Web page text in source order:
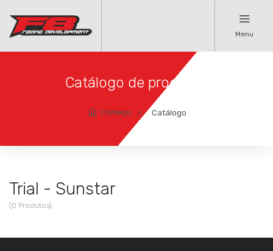
Menu
Catálogo de produtos
Começo Catálogo
Trial - Sunstar
(0 Produtos)